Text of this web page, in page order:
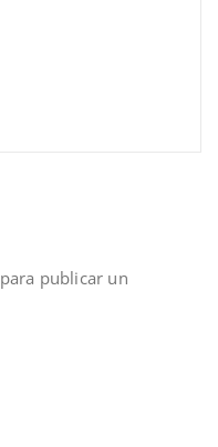
para publicar un